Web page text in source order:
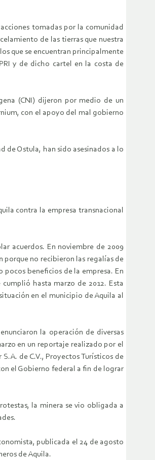
tomadas por la comunidad
de las tierras que nuestra
que se encuentran principalmente
y de dicho cartel en la costa de
(CNI) dijeron por medio de un
con el apoyo del mal gobierno
de Ostula, han sido asesinados a lo
contra la empresa transnacional
acuerdos. En noviembre de 2009
porque no recibieron las regalías de
beneficios de la empresa. En
hasta marzo de 2012. Esta
en el municipio de Aquila al
la operación de diversas
en un reportaje realizado por el
de C.V., Proyectos Turísticos de
el Gobierno federal a fin de lograr
la minera se vio obligada a
publicada el 24 de agosto
de Aquila.